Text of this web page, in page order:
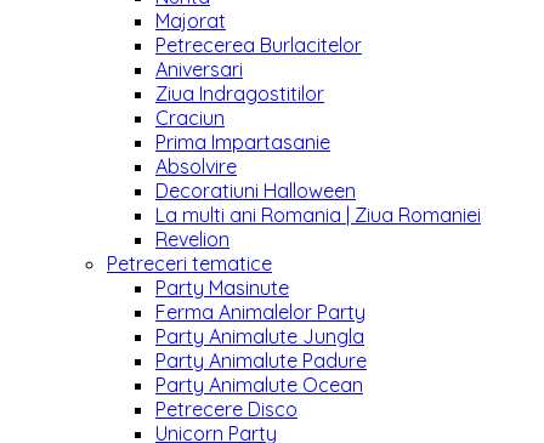
Majorat
Petrecerea Burlacitelor
Aniversari
Ziua Indragostitilor
Craciun
Prima Impartasanie
Absolvire
Decoratiuni Halloween
La multi ani Romania | Ziua Romaniei
Revelion
Petreceri tematice
Party Masinute
Ferma Animalelor Party
Party Animalute Jungla
Party Animalute Padure
Party Animalute Ocean
Petrecere Disco
Unicorn Party